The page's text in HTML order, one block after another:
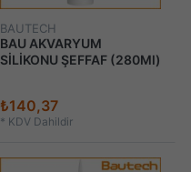
BAUTECH
BAU AKVARYUM
SİLİKONU ŞEFFAF (280Ml)
₺140,37
* KDV Dahildir